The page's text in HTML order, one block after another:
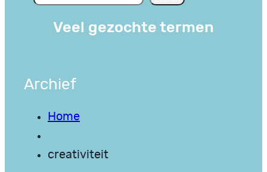
Veel gezochte termen
Archief
Home
creativiteit